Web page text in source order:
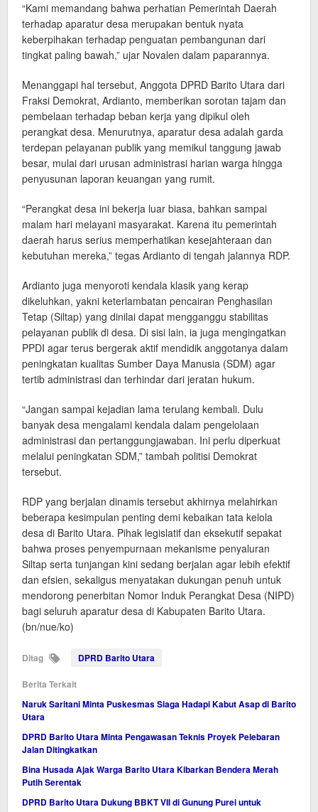
“Kami memandang bahwa perhatian Pemerintah Daerah
terhadap aparatur desa merupakan bentuk nyata
keberpihakan terhadap penguatan pembangunan dari
tingkat paling bawah,” ujar Novalen dalam paparannya.
Menanggapi hal tersebut, Anggota DPRD Barito Utara dari
Fraksi Demokrat, Ardianto, memberikan sorotan tajam dan
pembelaan terhadap beban kerja yang dipikul oleh
perangkat desa. Menurutnya, aparatur desa adalah garda
terdepan pelayanan publik yang memikul tanggung jawab
besar, mulai dari urusan administrasi harian warga hingga
penyusunan laporan keuangan yang rumit.
“Perangkat desa ini bekerja luar biasa, bahkan sampai
malam hari melayani masyarakat. Karena itu pemerintah
daerah harus serius memperhatikan kesejahteraan dan
kebutuhan mereka,” tegas Ardianto di tengah jalannya RDP.
Ardianto juga menyoroti kendala klasik yang kerap
dikeluhkan, yakni keterlambatan pencairan Penghasilan
Tetap (Siltap) yang dinilai dapat mengganggu stabilitas
pelayanan publik di desa. Di sisi lain, ia juga mengingatkan
PPDI agar terus bergerak aktif mendidik anggotanya dalam
peningkatan kualitas Sumber Daya Manusia (SDM) agar
tertib administrasi dan terhindar dari jeratan hukum.
“Jangan sampai kejadian lama terulang kembali. Dulu
banyak desa mengalami kendala dalam pengelolaan
administrasi dan pertanggungjawaban. Ini perlu diperkuat
melalui peningkatan SDM,” tambah politisi Demokrat
tersebut.
RDP yang berjalan dinamis tersebut akhirnya melahirkan
beberapa kesimpulan penting demi kebaikan tata kelola
desa di Barito Utara. Pihak legislatif dan eksekutif sepakat
bahwa proses penyempurnaan mekanisme penyaluran
Siltap serta tunjangan kini sedang berjalan agar lebih efektif
dan efsien, sekaligus menyatakan dukungan penuh untuk
mendorong penerbitan Nomor Induk Perangkat Desa (NIPD)
bagi seluruh aparatur desa di Kabupaten Barito Utara.
(bn/nue/ko)
Ditag DPRD Barito Utara
Berita Terkait
Naruk Saritani Minta Puskesmas Siaga Hadapi Kabut Asap di Barito
Utara
DPRD Barito Utara Minta Pengawasan Teknis Proyek Pelebaran
Jalan Ditingkatkan
Bina Husada Ajak Warga Barito Utara Kibarkan Bendera Merah
Putih Serentak
DPRD Barito Utara Dukung BBKT VII di Gunung Purei untuk